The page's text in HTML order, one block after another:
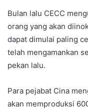
Bulan lalu CECC
orang yang akan
dapat dimulai paling
telah mengamankan
pekan lalu.
Para pejabat Cina
akan memproduksi